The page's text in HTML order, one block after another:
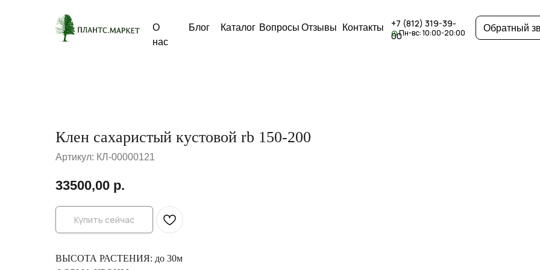
О
нас
Блог Каталог Вопросы Отзывы Контакты
+7 (812) 319-39-
00Пн-вс: 10:00-20:00 Обратный
Клен сахаристый кустовой rb 150-200
Артикул: КЛ-00000121
33500,00 р.
Купить сейчас
ВЫСОТА РАСТЕНИЯ: до 30м